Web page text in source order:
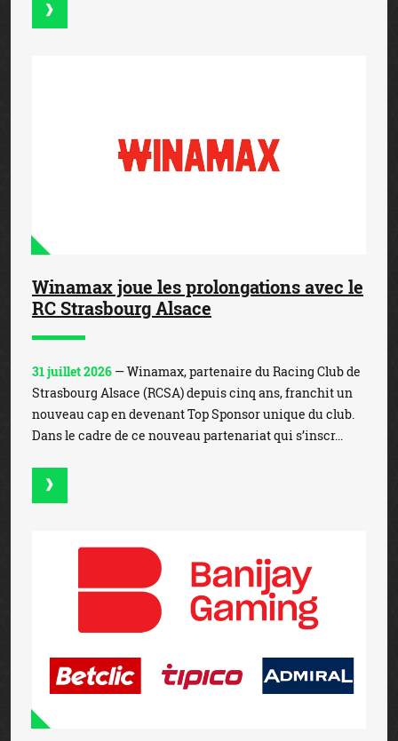
Winamax joue les prolongations avec le
RC Strasbourg Alsace
31 juillet 2026 — Winamax, partenaire du Racing Club de
Strasbourg Alsace (RCSA) depuis cinq ans, franchit un
nouveau cap en devenant Top Sponsor unique du club.
Dans le cadre de ce nouveau partenariat qui s’inscr...